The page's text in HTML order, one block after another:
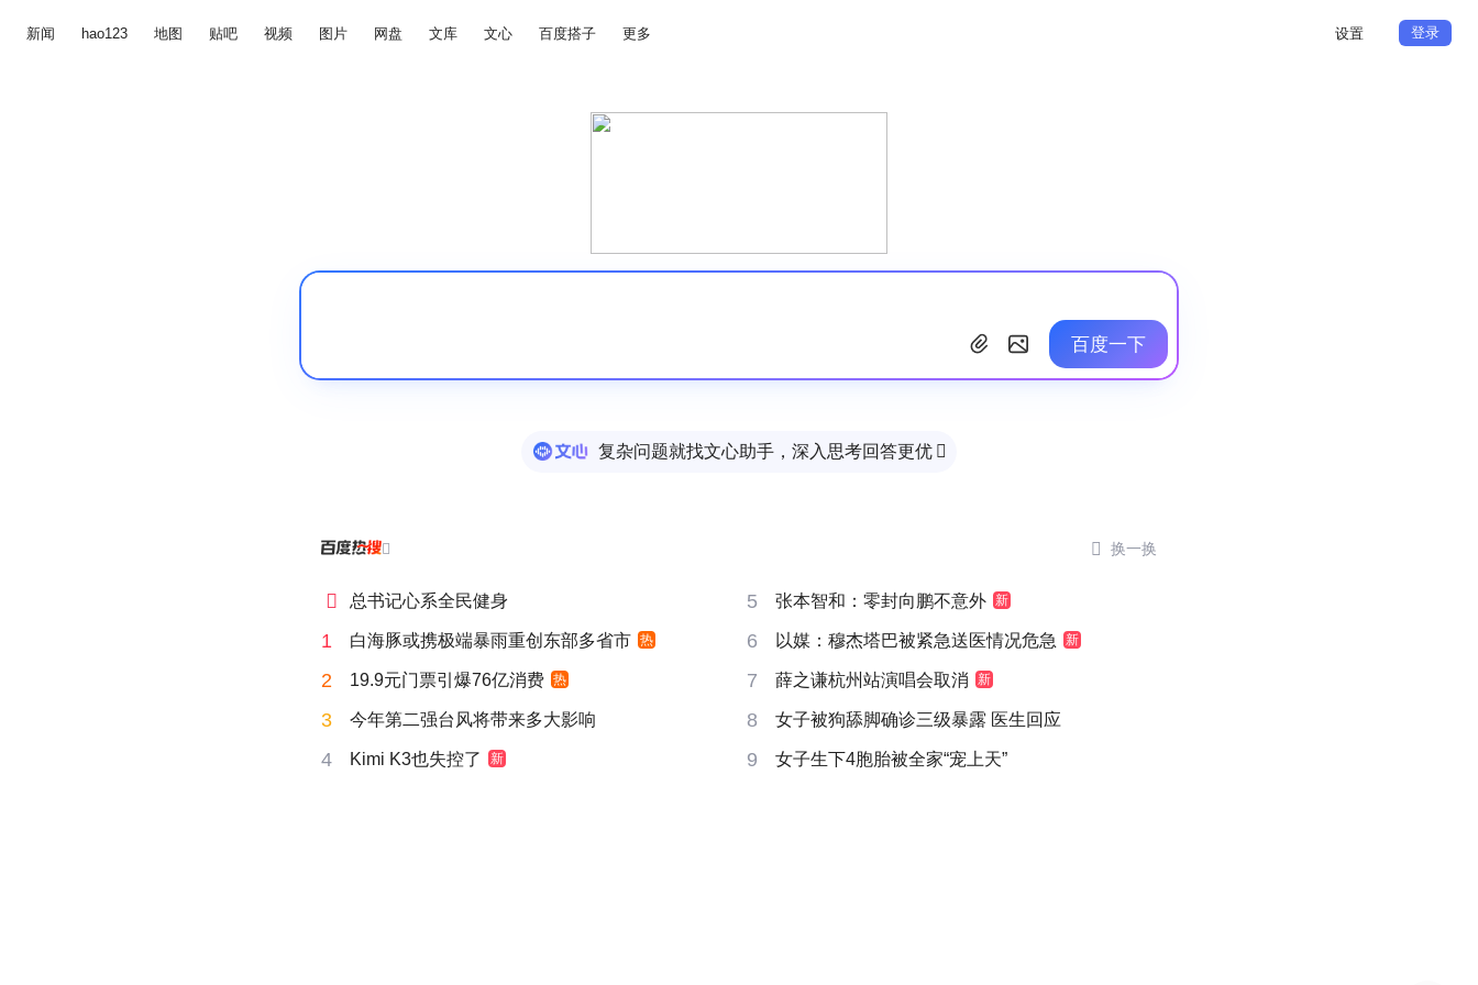
新闻 hao123 地图 贴吧 视频 图片 网盘 文库 文心 百度搭子 更多 设置 登录
百度一下
复杂问题就找文心助手，深入思考回答更优 
  换一换
 总书记心系全民健身 5 张本智和：零封向鹏不意外 新
1 白海豚或携极端暴雨重创东部多省市 热 6 以媒：穆杰塔巴被紧急送医情况危急 新
2 19.9元门票引爆76亿消费 热 7 薛之谦杭州站演唱会取消 新
3 今年第二强台风将带来多大影响 8 女子被狗舔脚确诊三级暴露 医生回应
4 Kimi K3也失控了 新 9 女子生下4胞胎被全家“宠上天”